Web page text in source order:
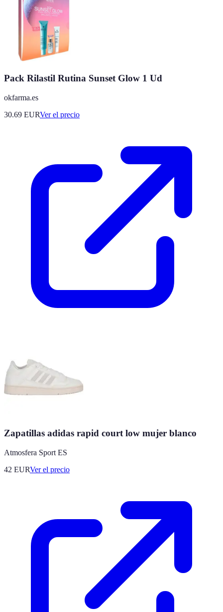
Pack Rilastil Rutina Sunset Glow 1 Ud
okfarma.es
30.69 EURVer el precio
Zapatillas adidas rapid court low mujer blanco
Atmosfera Sport ES
42 EURVer el precio